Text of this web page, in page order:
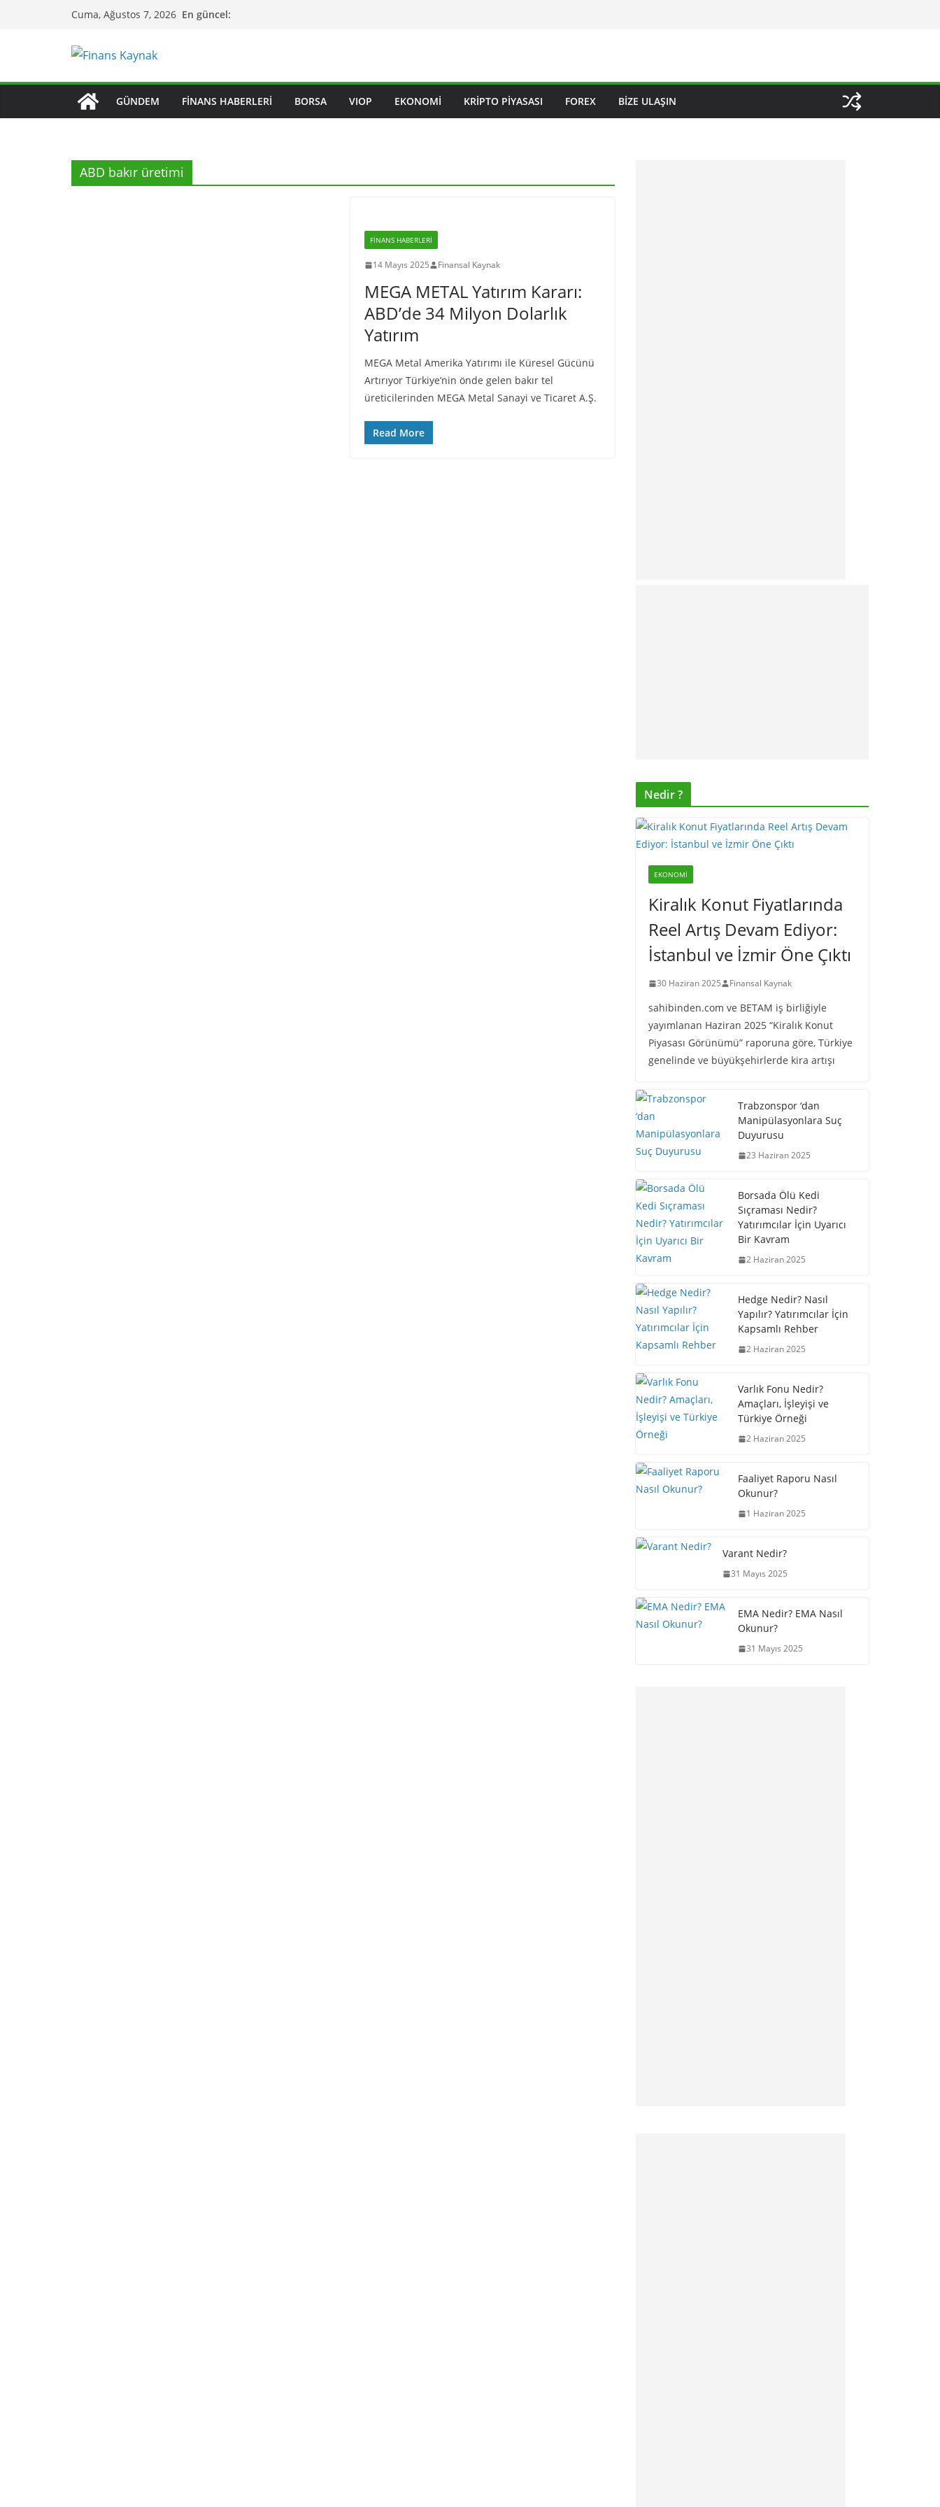
Cuma, Ağustos 7, 2026 En güncel:
GÜNDEM FINANS HABERLERI BORSA VIOP EKONOMI KRIPTO PIYASASI FOREX BIZE ULAŞIN
ABD bakır üretimi
FINANS HABERLERI
14 Mayıs 2025 Finansal Kaynak
MEGA METAL Yatırım Kararı:
ABD’de 34 Milyon Dolarlık
Yatırım
MEGA Metal Amerika Yatırımı ile Küresel Gücünü
Artırıyor Türkiye’nin önde gelen bakır tel
üreticilerinden MEGA Metal Sanayi ve Ticaret A.Ş.
Read More
Nedir ?
EKONOMI
Kiralık Konut Fiyatlarında
Reel Artış Devam Ediyor:
İstanbul ve İzmir Öne Çıktı
30 Haziran 2025 Finansal Kaynak
sahibinden.com ve BETAM iş birliğiyle
yayımlanan Haziran 2025 “Kiralık Konut
Piyasası Görünümü” raporuna göre, Türkiye
genelinde ve büyükşehirlerde kira artışı
Trabzonspor ‘dan
Manipülasyonlara Suç
Duyurusu
23 Haziran 2025
Borsada Ölü Kedi
Sıçraması Nedir?
Yatırımcılar İçin Uyarıcı
Bir Kavram
2 Haziran 2025
Hedge Nedir? Nasıl
Yapılır? Yatırımcılar İçin
Kapsamlı Rehber
2 Haziran 2025
Varlık Fonu Nedir?
Amaçları, İşleyişi ve
Türkiye Örneği
2 Haziran 2025
Faaliyet Raporu Nasıl
Okunur?
1 Haziran 2025
Varant Nedir?
31 Mayıs 2025
EMA Nedir? EMA Nasıl
Okunur?
31 Mayıs 2025